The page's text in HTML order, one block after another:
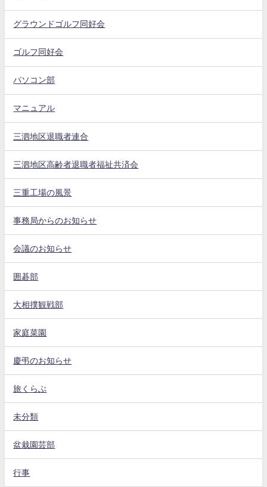
グラウンドゴルフ同好会
ゴルフ同好会
パソコン部
マニュアル
三泗地区退職者連合
三泗地区高齢者退職者福祉共済会
三重工場の風景
事務局からのお知らせ
会議のお知らせ
囲碁部
大相撲観戦部
家庭菜園
慶弔のお知らせ
旅くらぶ
未分類
盆栽園芸部
行事